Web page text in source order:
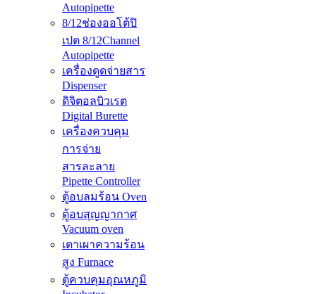
Autopipette
8/12ช่องออโต้ปิ
เปต 8/12Channel
Autopipette
เครื่องดูดจ่ายสาร
Dispenser
ดิจิตอลบิวเรต
Digital Burette
เครื่องควบคุม
การจ่าย
สารละลาย
Pipette Controller
ตู้อบลมร้อน Oven
ตู้อบสุญญากาศ
Vacuum oven
เตาเผาความร้อน
สูง Furnace
ตู้ควบคุมอุณหภูมิ